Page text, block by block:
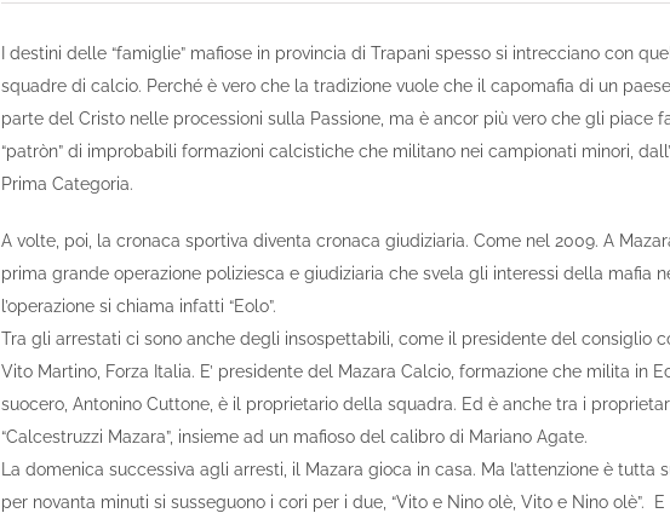
I destini delle “famiglie” mafiose in provincia di Trapani spesso si intrecciano con
squadre di calcio. Perché è vero che la tradizione vuole che il capomafia di un
parte del Cristo nelle processioni sulla Passione, ma è ancor più vero che gli piace
“patròn” di improbabili formazioni calcistiche che militano nei campionati minori,
Prima Categoria.
A volte, poi, la cronaca sportiva diventa cronaca giudiziaria. Come nel 2009. A
prima grande operazione poliziesca e giudiziaria che svela gli interessi della mafia
l’operazione si chiama infatti “Eolo”.
Tra gli arrestati ci sono anche degli insospettabili, come il presidente del consiglio
Vito Martino, Forza Italia. E’ presidente del Mazara Calcio, formazione che milita in
suocero, Antonino Cuttone, è il proprietario della squadra. Ed è anche tra i
“Calcestruzzi Mazara”, insieme ad un mafioso del calibro di Mariano Agate.
La domenica successiva agli arresti, il Mazara gioca in casa. Ma l’attenzione è tutta
per novanta minuti si susseguono i cori per i due, “Vito e Nino olè, Vito e Nino olè”.